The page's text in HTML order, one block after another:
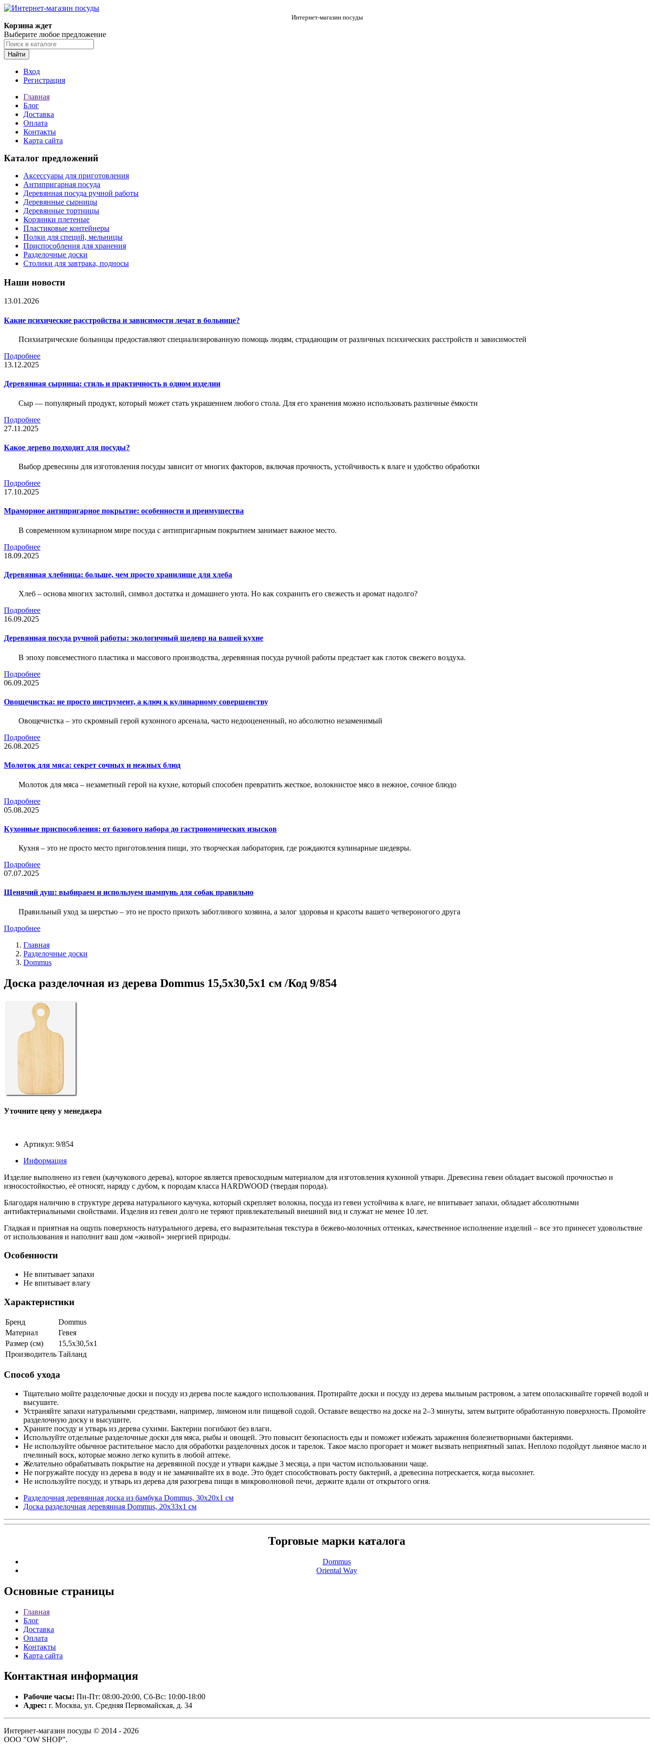
Интернет-магазин посуды
Корзина ждет
Выберите любое предложение
Найти
Вход
Регистрация
Главная
Блог
Доставка
Оплата
Контакты
Карта сайта
Каталог предложений
Аксессуары для приготовления
Антипригарная посуда
Деревянная посуда ручной работы
Деревянные сырницы
Деревянные тортницы
Корзинки плетеные
Пластиковые контейнеры
Полки для специй, мельницы
Приспособления для хранения
Разделочные доски
Столики для завтрака, подносы
Наши новости
13.01.2026
Какие психические расстройства и зависимости лечат в больнице?
Психиатрические больницы предоставляют специализированную помощь людям, страдающим от различных психических расстройств и зависимостей
Подробнее
13.12.2025
Деревянная сырница: стиль и практичность в одном изделии
Сыр — популярный продукт, который может стать украшением любого стола. Для его хранения можно использовать различные ёмкости
Подробнее
27.11.2025
Какое дерево подходит для посуды?
Выбор древесины для изготовления посуды зависит от многих факторов, включая прочность, устойчивость к влаге и удобство обработки
Подробнее
17.10.2025
Мраморное антипригарное покрытие: особенности и преимущества
В современном кулинарном мире посуда с антипригарным покрытием занимает важное место.
Подробнее
18.09.2025
Деревянная хлебница: больше, чем просто хранилище для хлеба
Хлеб – основа многих застолий, символ достатка и домашнего уюта. Но как сохранить его свежесть и аромат надолго?
Подробнее
16.09.2025
Деревянная посуда ручной работы: экологичный шедевр на вашей кухне
В эпоху повсеместного пластика и массового производства, деревянная посуда ручной работы предстает как глоток свежего воздуха.
Подробнее
06.09.2025
Овощечистка: не просто инструмент, а ключ к кулинарному совершенству
Овощечистка – это скромный герой кухонного арсенала, часто недооцененный, но абсолютно незаменимый
Подробнее
26.08.2025
Молоток для мяса: секрет сочных и нежных блюд
Молоток для мяса – незаметный герой на кухне, который способен превратить жесткое, волокнистое мясо в нежное, сочное блюдо
Подробнее
05.08.2025
Кухонные приспособления: от базового набора до гастрономических изысков
Кухня – это не просто место приготовления пищи, это творческая лаборатория, где рождаются кулинарные шедевры.
Подробнее
07.07.2025
Щенячий душ: выбираем и используем шампунь для собак правильно
Правильный уход за шерстью – это не просто прихоть заботливого хозяина, а залог здоровья и красоты вашего четвероногого друга
Подробнее
Главная
Разделочные доски
Dommus
Доска разделочная из дерева Dommus 15,5х30,5х1 см /Код 9/854
Уточните цену у менеджера
Артикул: 9/854
Информация
Изделие выполнено из гевеи (каучукового дерева), которое является превосходным материалом для изготовления кухонной утвари. Древесина гевеи обладает высокой прочностью и
износостойкостью, её относят, наряду с дубом, к породам класса HARDWOOD (твердая порода).
Благодаря наличию в структуре дерева натурального каучука, который скрепляет волокна, посуда из гевеи устойчива к влаге, не впитывает запахи, обладает абсолютными
антибактериальными свойствами. Изделия из гевеи долго не теряют привлекательный внешний вид и служат не менее 10 лет.
Гладкая и приятная на ощупь поверхность натурального дерева, его выразительная текстура в бежево-молочных оттенках, качественное исполнение изделий – все это принесет удовольствие
от использования и наполнит ваш дом «живой» энергией природы.
Особенности
Не впитывает запахи
Не впитывает влагу
Характеристики
Бренд
Dommus
Материал
Гевея
Размер (см)
15,5х30,5х1
Производитель Тайланд
Способ ухода
Тщательно мойте разделочные доски и посуду из дерева после каждого использования. Протирайте доски и посуду из дерева мыльным растровом, а затем ополаскивайте горячей водой и
высушите.
Устраняйте запахи натуральными средствами, например, лимоном или пищевой содой. Оставьте вещество на доске на 2–3 минуты, затем вытрите обработанную поверхность. Промойте
разделочную доску и высушите.
Храните посуду и утварь из дерева сухими. Бактерии погибают без влаги.
Используйте отдельные разделочные доски для мяса, рыбы и овощей. Это повысит безопасность еды и поможет избежать заражения болезнетворными бактериями.
Не используйте обычное растительное масло для обработки разделочных досок и тарелок. Такое масло прогорает и может вызвать неприятный запах. Неплохо подойдут льняное масло и
пчелиный воск, которые можно легко купить в любой аптеке.
Желательно обрабатывать покрытие на деревянной посуде и утвари каждые 3 месяца, а при частом использовании чаще.
Не погружайте посуду из дерева в воду и не замачивайте их в воде. Это будет способствовать росту бактерий, а древесина потрескается, когда высохнет.
Не используйте посуду, и утварь из дерева для разогрева пищи в микроволновой печи, держите вдали от открытого огня.
Разделочная деревянная доска из бамбука Dommus, 30х20х1 см
Доска разделочная деревянная Dommus, 20х33х1 см
Торговые марки каталога
Dommus
Oriental Way
Основные страницы
Главная
Блог
Доставка
Оплата
Контакты
Карта сайта
Контактная информация
Рабочие часы: Пн-Пт: 08:00-20:00, Сб-Вс: 10:00-18:00
Адрес: г. Москва, ул. Средняя Первомайская, д. 34
Интернет-магазин посуды © 2014 - 2026
ООО "OW SHOP".